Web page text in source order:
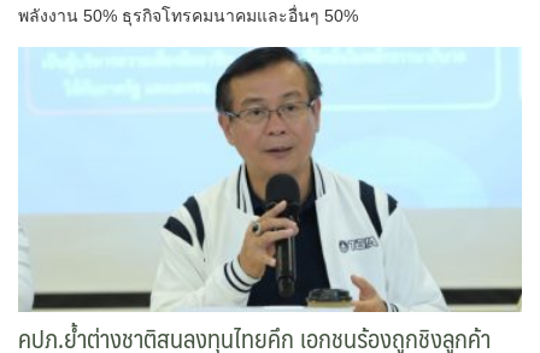
พลังงาน 50% ธุรกิจโทรคมนาคมและอื่นๆ 50%
คปภ.ย้ำต่างชาติสนลงทุนไทยคึก เอกชนร้องถูกชิงลูกค้า